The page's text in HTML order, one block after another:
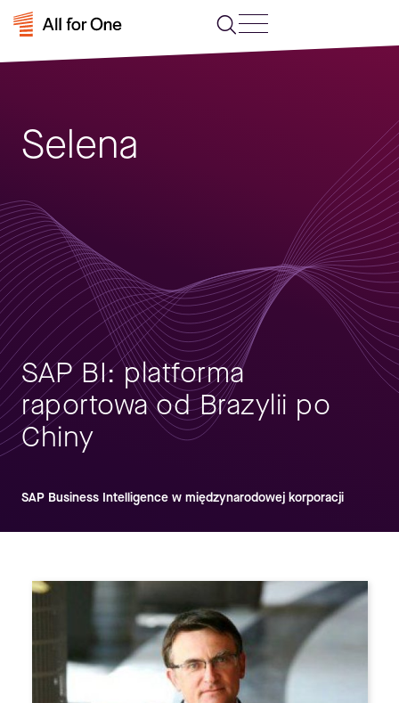
Selena
SAP BI: platforma
raportowa od Brazylii po
Chiny
SAP Business Intelligence w międzynarodowej korporacji